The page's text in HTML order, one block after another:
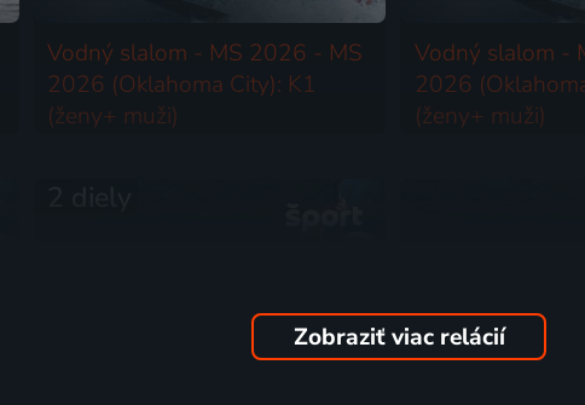
Vodný slalom - MS 2026 - MS
2026 (Oklahoma City): K1
(ženy+ muži)
Vodný slalom -
2026
(ženy+ muži)
Zobraziť viac relácií